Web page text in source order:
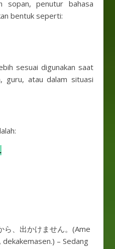
sopan, penutur bahasa
bentuk seperti:
sesuai digunakan saat
guru, atau dalam situasi
ら、出かけません。(Ame
– Sedang